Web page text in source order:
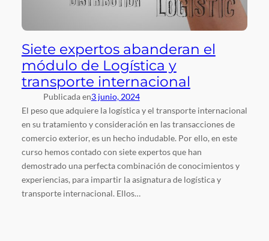
Siete expertos abanderan el
módulo de Logística y
transporte internacional
Publicada en3 junio, 2024
El peso que adquiere la logística y el transporte internacional
en su tratamiento y consideración en las transacciones de
comercio exterior, es un hecho indudable. Por ello, en este
curso hemos contado con siete expertos que han
demostrado una perfecta combinación de conocimientos y
experiencias, para impartir la asignatura de logística y
transporte internacional. Ellos…